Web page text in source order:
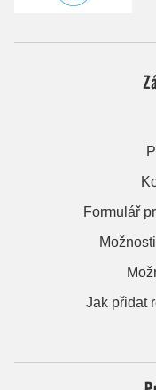
Formulář
Jak přidat